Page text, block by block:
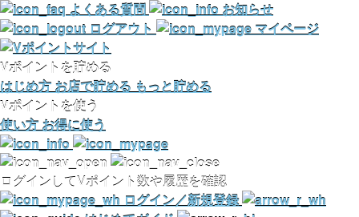
よくある質問
お知らせ
ログアウト
マイページ
Vポイントを貯める
はじめ方 お店で貯める もっと貯める
Vポイントを使う
使い方 お得に使う
ログインしてVポイント数や履歴を確認
ログイン／新規登録